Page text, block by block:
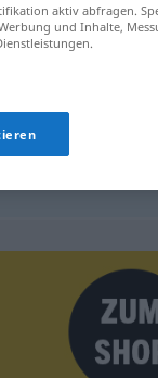
aktiv abfragen.
und Inhalte,